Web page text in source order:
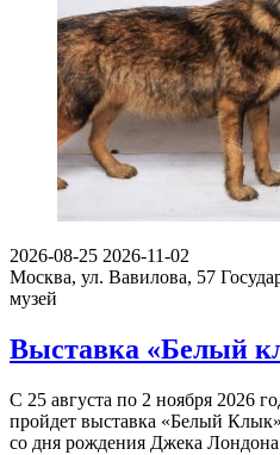
2026-08-25 2026-11-02
Москва, ул. Вавилова, 57
музей
Выставка «Белый
С 25 августа по 2 ноября 2026
пройдет выставка «Белый
со дня рождения Джека